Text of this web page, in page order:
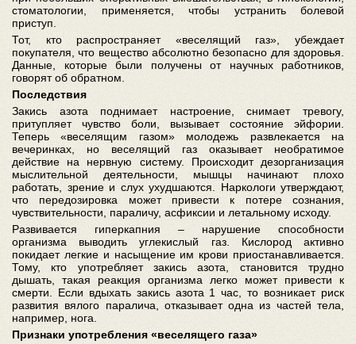
стоматологии, применяется, чтобы устранить болевой
приступ.
Тот, кто распространяет «веселящий газ», убеждает
покупателя, что вещество абсолютно безопасно для здоровья.
Данные, которые были получены от научных работников,
говорят об обратном.
Последствия
Закись азота поднимает настроение, снимает тревогу,
притупляет чувство боли, вызывает состояние эйфории.
Теперь «веселящим газом» молодежь развлекается на
вечеринках, но веселящий газ оказывает необратимое
действие на нервную систему. Происходит дезорганизация
мыслительной деятельности, мышцы начинают плохо
работать, зрение и слух ухудшаются. Наркологи утверждают,
что передозировка может привести к потере сознания,
чувствительности, параличу, асфиксии и летальному исходу.
Развивается гиперкапния – нарушение способности
организма выводить углекислый газ. Кислород активно
покидает легкие и насыщение им крови приостанавливается.
Тому, кто употребляет закись азота, становится трудно
дышать, такая реакция организма легко может привести к
смерти. Если вдыхать закись азота 1 час, то возникает риск
развития вялого паралича, отказывает одна из частей тела,
например, нога.
Признаки употребления «веселящего газа»